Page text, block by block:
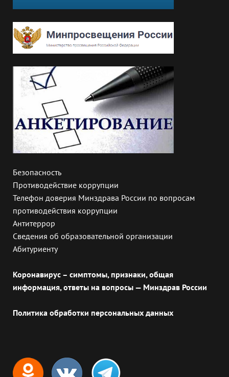
Безопасность
Противодействие коррупции
Телефон доверия Минздрава России по вопросам
противодействия коррупции
Антитеррор
Сведения об образовательной организации
Абитуриенту
Коронавирус – симптомы, признаки, общая
информация, ответы на вопросы — Минздрав России
Политика обработки персональных данных